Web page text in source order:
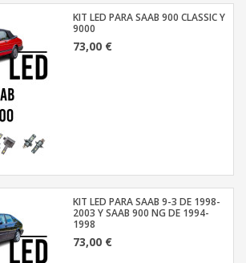
KIT LED PARA SAAB 900 CLASSIC Y
9000
73,00 €
KIT LED PARA SAAB 9-3 DE 1998-
2003 Y SAAB 900 NG DE 1994-
1998
73,00 €